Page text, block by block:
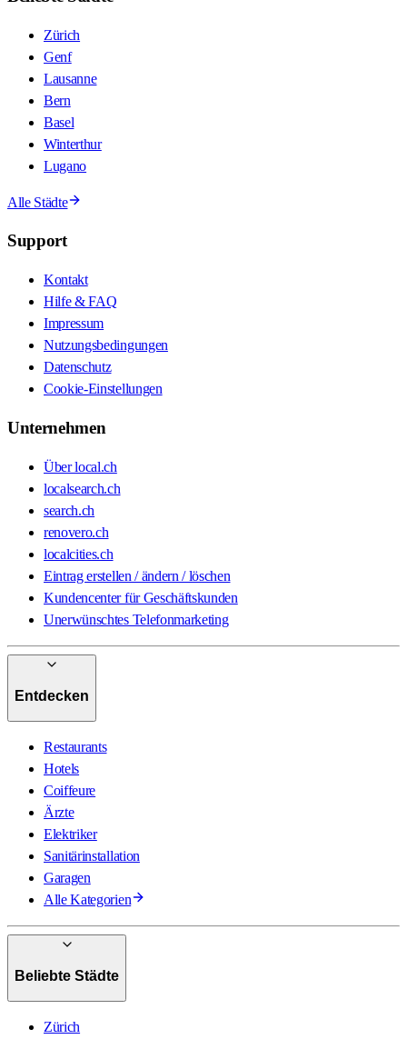
Zürich
Genf
Lausanne
Bern
Basel
Winterthur
Lugano
Alle Städte
Support
Kontakt
Hilfe & FAQ
Impressum
Nutzungsbedingungen
Datenschutz
Cookie-Einstellungen
Unternehmen
Über local.ch
localsearch.ch
search.ch
renovero.ch
localcities.ch
Eintrag erstellen / ändern / löschen
Kundencenter für Geschäftskunden
Unerwünschtes Telefonmarketing
Entdecken
Restaurants
Hotels
Coiffeure
Ärzte
Elektriker
Sanitärinstallation
Garagen
Alle Kategorien
Beliebte Städte
Zürich